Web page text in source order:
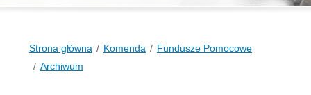
Strona główna Komenda
Fundusze Pomocowe
Archiwum